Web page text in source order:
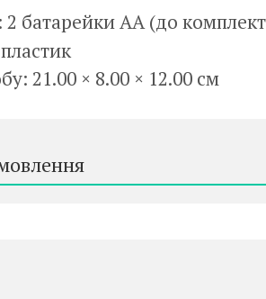
батарейки AA (до
21.00 × 8.00 × 12.00 см